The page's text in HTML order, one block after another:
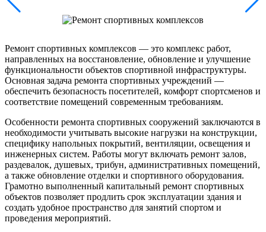
Ремонт спортивных комплексов — это комплекс работ,
направленных на восстановление, обновление и улучшение
функциональности объектов спортивной инфраструктуры.
Основная задача ремонта спортивных учреждений —
обеспечить безопасность посетителей, комфорт спортсменов и
соответствие помещений современным требованиям.
Особенности ремонта спортивных сооружений заключаются в
необходимости учитывать высокие нагрузки на конструкции,
специфику напольных покрытий, вентиляции, освещения и
инженерных систем. Работы могут включать ремонт залов,
раздевалок, душевых, трибун, административных помещений,
а также обновление отделки и спортивного оборудования.
Грамотно выполненный капитальный ремонт спортивных
объектов позволяет продлить срок эксплуатации здания и
создать удобное пространство для занятий спортом и
проведения мероприятий.